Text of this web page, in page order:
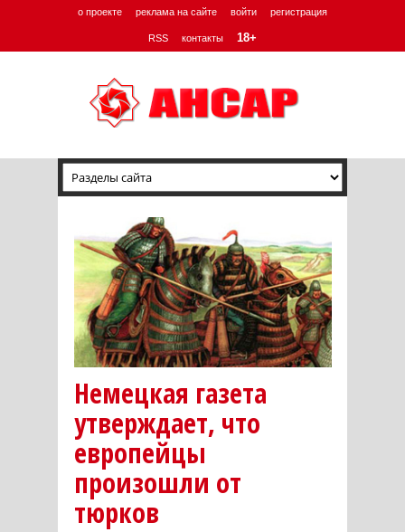
о проекте реклама на сайте войти регистрация
RSS контакты 18+
Немецкая газета
утверждает, что
европейцы
произошли от
тюрков